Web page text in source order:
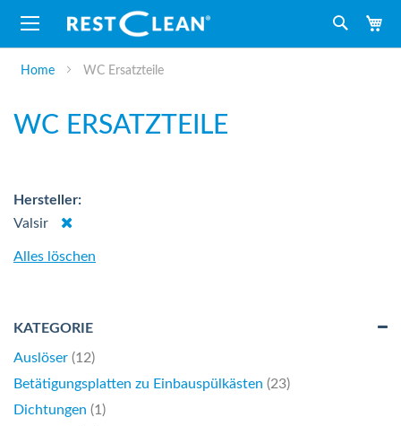
Suche
Home WC Ersatzteile
WC ERSATZTEILE
Hersteller
Valsir
Dies
Alles löschen
KATEGORIE
Auslöser 12Artikel
Betätigungsplatten zu Einbauspülkästen
23Artikel
Dichtungen
1 Artikel